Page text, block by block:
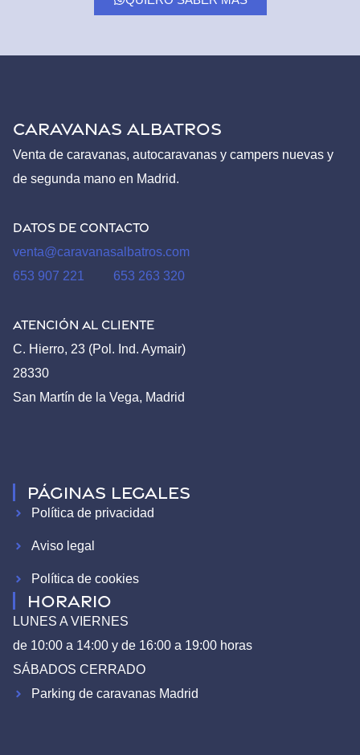
CARAVANAS ALBATROS
Venta de caravanas, autocaravanas y campers nuevas y
de segunda mano en Madrid.
Datos de contacto
venta@caravanasalbatros.com
653 907 221
653 263 320
Atención al Cliente
C. Hierro, 23 (Pol. Ind. Aymair)
28330
San Martín de la Vega, Madrid
Páginas legales
Política de privacidad
Aviso legal
Política de cookies
HORARIO
LUNES A VIERNES
de 10:00 a 14:00 y de 16:00 a 19:00 horas
SÁBADOS CERRADO
Parking de caravanas Madrid